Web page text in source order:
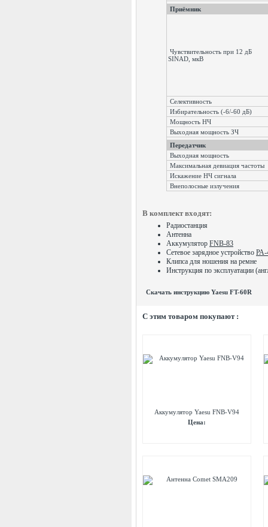
Приёмник
Чувствительность при 12 дБ
SINAD, мкВ
Селективность
Избирательность (-6/-60 дБ)
Мощность НЧ
Выходная мощность ЗЧ
Передатчик
Выходная мощность
Максимальная девиация частоты
Искажение НЧ сигнала
Внеполосные излучения
В комплект входят:
Радиостанция
Антенна
Аккумулятор FNB-83
Сетевое зарядное устройство РА-
Клипса для ношения на ремне
Инструкция по эксплуатации
Скачать инструкцию Yaesu FT-60R
C этим товаром покупают :
Аккумулятор Yaesu FNB-V94
Цена: